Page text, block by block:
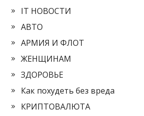
IT НОВОСТИ
АВТО
АРМИЯ И ФЛОТ
ЖЕНЩИНАМ
ЗДОРОВЬЕ
Как похудеть без вреда
КРИПТОВАЛЮТА